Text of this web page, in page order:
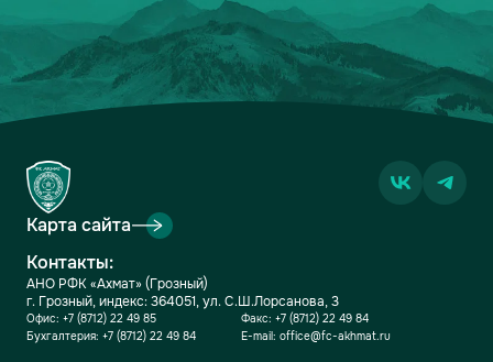
Карта сайта
Контакты:
АНО РФК «Ахмат» (Грозный)
г. Грозный, индекс: 364051, ул. С.Ш.Лорсанова, 3
Офис: +7 (8712) 22 49 85
Бухгалтерия: +7 (8712) 22 49 84
Факс: +7 (8712) 22 49 84
E-mail: office@fc-akhmat.ru